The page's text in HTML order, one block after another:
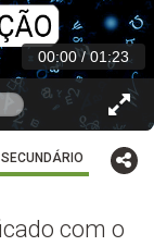
00:00 / 01:23
SECUNDÁRIO
com o